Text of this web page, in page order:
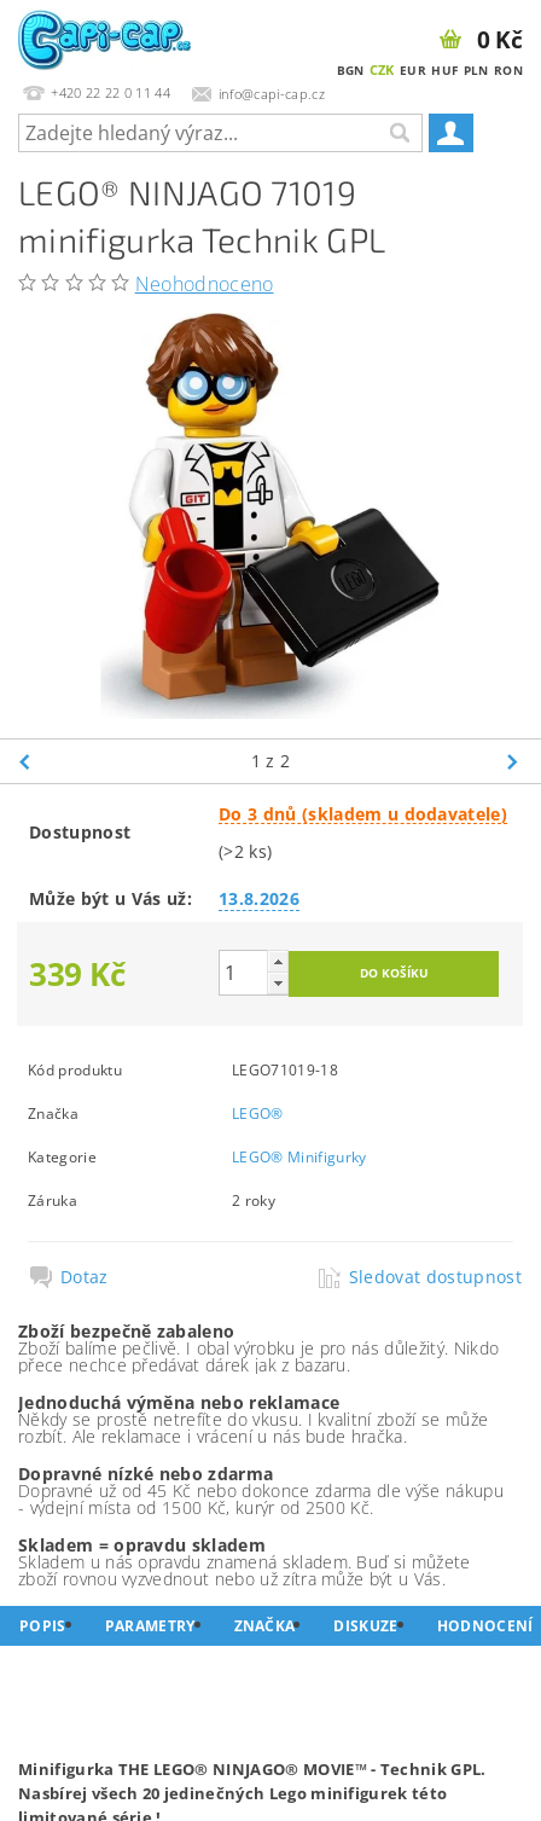
+420 22 22 0 11 44 info@capi-cap.cz
BGN CZK EUR HUF PLN RON
0 Kč
LEGO® NINJAGO 71019
minifigurka Technik GPL
Neohodnoceno
1 z 2
Dostupnost
Do 3 dnů (skladem u dodavatele)
(>2 ks)
Může být u Vás už: 13.8.2026
339 Kč
Kód produktu LEGO71019-18
Značka LEGO®
Kategorie LEGO® Minifigurky
Záruka 2 roky
Dotaz Sledovat dostupnost
Zboží bezpečně zabaleno
Zboží balíme pečlivě. I obal výrobku je pro nás důležitý. Nikdo
přece nechce předávat dárek jak z bazaru.
Jednoduchá výměna nebo reklamace
Někdy se prostě netrefíte do vkusu. I kvalitní zboží se může
rozbít. Ale reklamace i vrácení u nás bude hračka.
Dopravné nízké nebo zdarma
Dopravné už od 45 Kč nebo dokonce zdarma dle výše nákupu
- výdejní místa od 1500 Kč, kurýr od 2500 Kč.
Skladem = opravdu skladem
Skladem u nás opravdu znamená skladem. Buď si můžete
zboží rovnou vyzvednout nebo už zítra může být u Vás.
POPIS PARAMETRY ZNAČKA DISKUZE HODNOCENÍ
Minifigurka THE LEGO® NINJAGO® MOVIE™ - Technik GPL.
Nasbírej všech 20 jedinečných Lego minifigurek této